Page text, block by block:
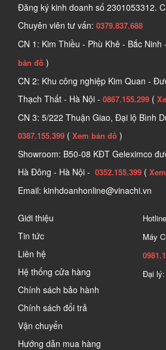
Đăng ký kinh doanh số 2301053312.
Chuyên viên tư vấn: 0379.837.688
CN 1: Kim Thiều - Phù Khê - Bắc Ninh -
bản đồ )
CN 2: Khu công nghiệp Kim Quan -
Thạch Thất - Hà Nội - 0867.155.299 (
CN 3: 5/222 Thuận Giao, Đại lộ Bình
0387.155.399 ( Xem bản đồ )
Showroom: B50-08 KĐT Geleximco
Hà Đông - Hà Nội - 0352.155.399 (
Email: kinhdoanhonline@vinachi.vn
Giới thiệu
Tin tức
Liên hệ
Hệ thống cửa hàng
Chính sách bảo hành
Chính sách đổi trả
Vận chuyển
Hướng dẫn mua hàng
Máy
Đại lý: